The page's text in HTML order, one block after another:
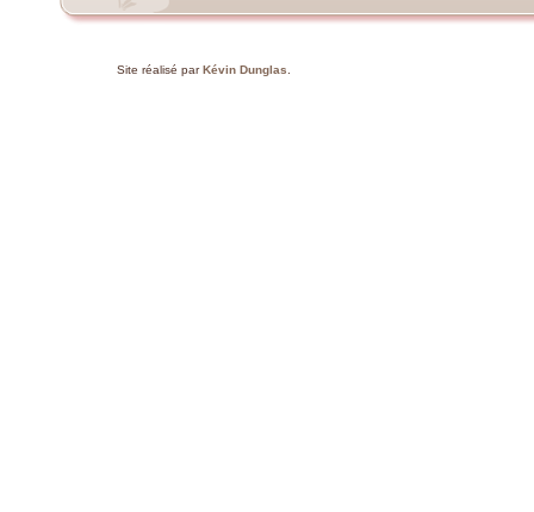
Site réalisé parKévin Dunglas